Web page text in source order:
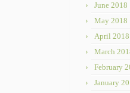
June 2018
May 2018
April 2018
March
February
January